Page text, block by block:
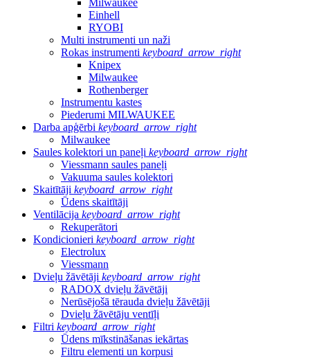
Milwaukee
Einhell
RYOBI
Multi instrumenti un naži
Rokas instrumenti keyboard_arrow_right
Knipex
Milwaukee
Rothenberger
Instrumentu kastes
Piederumi MILWAUKEE
Darba apģērbi keyboard_arrow_right
Milwaukee
Saules kolektori un paneļi keyboard_arrow_right
Viessmann saules paneļi
Vakuuma saules kolektori
Skaitītāji keyboard_arrow_right
Ūdens skaitītāji
Ventilācija keyboard_arrow_right
Rekuperātori
Kondicionieri keyboard_arrow_right
Electrolux
Viessmann
Dvieļu žāvētāji keyboard_arrow_right
RADOX dvieļu žāvētāji
Nerūsējošā tērauda dvieļu žāvētāji
Dvieļu žāvētāju ventīļi
Filtri keyboard_arrow_right
Ūdens mīkstināšanas iekārtas
Filtru elementi un korpusi